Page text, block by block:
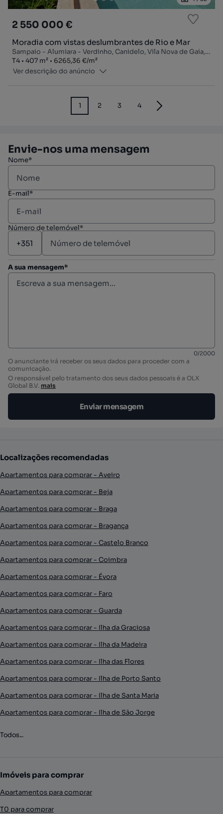
2 550 000 €
Moradia com vistas deslumbrantes de Rio e Mar
Sampaio - Alumiara - Verdinho, Canidelo, Vila Nova de Gaia, Porto
Tipologia
T4
Zona407 m²
Preço por metro quadrado
6265,36 €/m²
Ver descrição do anúncio
1 2 3 4
Envie-nos uma mensagem
Nome*
E-mail*
Número de telemóvel*
A sua mensagem*
0/2000
O anunciante irá receber os seus dados para proceder com a
comunicação.
O responsável pelo tratamento dos seus dados pessoais é a OLX
Global B.V. mais
Enviar mensagem
Localizações recomendadas
Apartamentos para comprar - Aveiro
Apartamentos para comprar - Beja
Apartamentos para comprar - Braga
Apartamentos para comprar - Bragança
Apartamentos para comprar - Castelo Branco
Apartamentos para comprar - Coimbra
Apartamentos para comprar - Évora
Apartamentos para comprar - Faro
Apartamentos para comprar - Guarda
Apartamentos para comprar - Ilha da Graciosa
Apartamentos para comprar - Ilha da Madeira
Apartamentos para comprar - Ilha das Flores
Apartamentos para comprar - Ilha de Porto Santo
Apartamentos para comprar - Ilha de Santa Maria
Apartamentos para comprar - Ilha de São Jorge
Todos...
Imóveis para comprar
Apartamentos para comprar
T0 para comprar